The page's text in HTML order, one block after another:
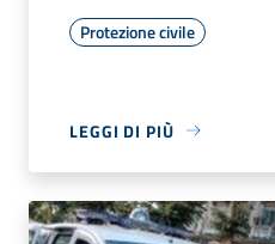
Protezione civile
LEGGI DI PIÙ